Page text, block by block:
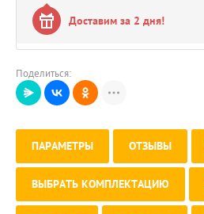
Доставим за 2 дня!
Поделиться:
ПАРАМЕТРЫ ОТЗЫВЫ
ВЫБРАТЬ КОМПЛЕКТАЦИЮ